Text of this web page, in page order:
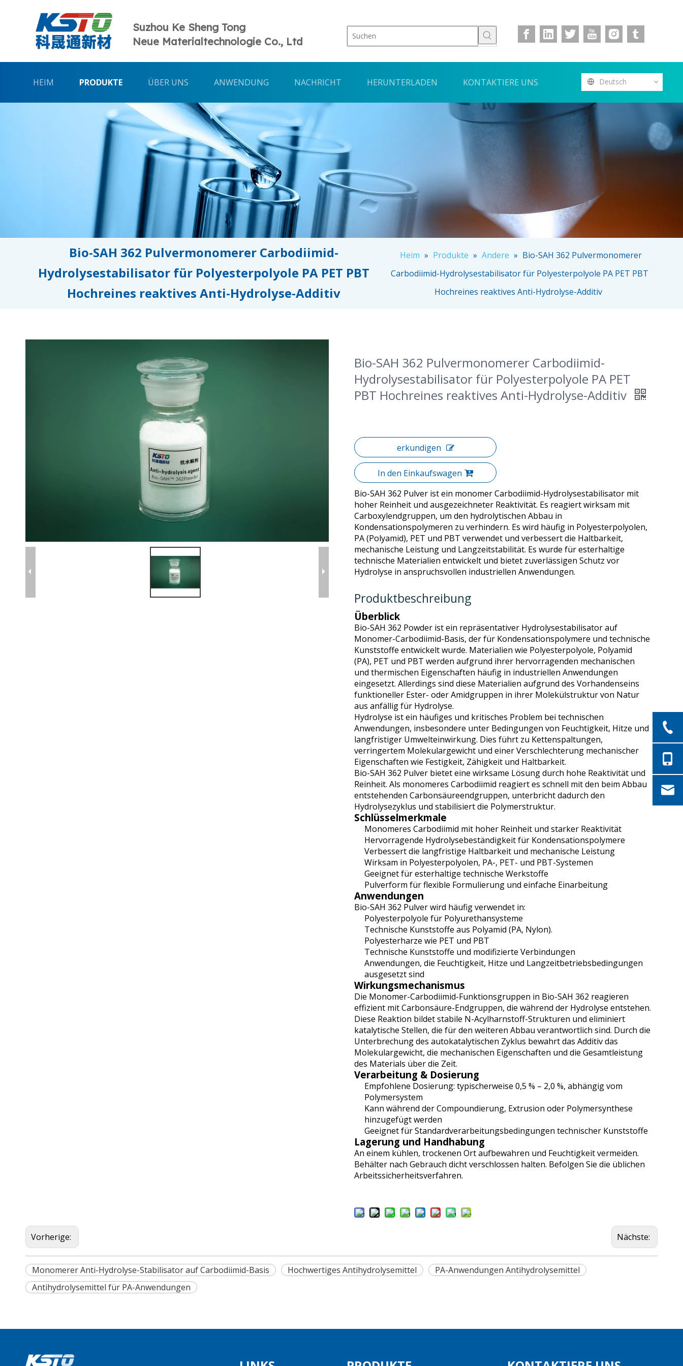
Suzhou Ke Sheng Tong
Neue Materialtechnologie Co., Ltd
HEIM PRODUKTE ÜBER UNS ANWENDUNG NACHRICHT HERUNTERLADEN KONTAKTIERE UNS Deutsch
Bio-SAH 362 Pulvermonomerer Carbodiimid-
Hydrolysestabilisator für Polyesterpolyole PA PET PBT
Hochreines reaktives Anti-Hydrolyse-Additiv
Heim » Produkte » Andere » Bio-SAH 362 Pulvermonomerer
Carbodiimid-Hydrolysestabilisator für Polyesterpolyole PA PET PBT
Hochreines reaktives Anti-Hydrolyse-Additiv
Bio-SAH 362 Pulvermonomerer Carbodiimid-
Hydrolysestabilisator für Polyesterpolyole PA PET
PBT Hochreines reaktives Anti-Hydrolyse-Additiv
erkundigen
In den Einkaufswagen
Bio-SAH 362 Pulver ist ein monomer Carbodiimid-Hydrolysestabilisator mit
hoher Reinheit und ausgezeichneter Reaktivität. Es reagiert wirksam mit
Carboxylendgruppen, um den hydrolytischen Abbau in
Kondensationspolymeren zu verhindern. Es wird häufig in Polyesterpolyolen,
PA (Polyamid), PET und PBT verwendet und verbessert die Haltbarkeit,
mechanische Leistung und Langzeitstabilität. Es wurde für esterhaltige
technische Materialien entwickelt und bietet zuverlässigen Schutz vor
Hydrolyse in anspruchsvollen industriellen Anwendungen.
Produktbeschreibung
Überblick
Bio-SAH 362 Powder ist ein repräsentativer Hydrolysestabilisator auf
Monomer-Carbodiimid-Basis, der für Kondensationspolymere und technische
Kunststoffe entwickelt wurde. Materialien wie Polyesterpolyole, Polyamid
(PA), PET und PBT werden aufgrund ihrer hervorragenden mechanischen
und thermischen Eigenschaften häufig in industriellen Anwendungen
eingesetzt. Allerdings sind diese Materialien aufgrund des Vorhandenseins
funktioneller Ester- oder Amidgruppen in ihrer Molekülstruktur von Natur
aus anfällig für Hydrolyse.
Hydrolyse ist ein häufiges und kritisches Problem bei technischen
Anwendungen, insbesondere unter Bedingungen von Feuchtigkeit, Hitze und
langfristiger Umwelteinwirkung. Dies führt zu Kettenspaltungen,
verringertem Molekulargewicht und einer Verschlechterung mechanischer
Eigenschaften wie Festigkeit, Zähigkeit und Haltbarkeit.
Bio-SAH 362 Pulver bietet eine wirksame Lösung durch hohe Reaktivität und
Reinheit. Als monomeres Carbodiimid reagiert es schnell mit den beim Abbau
entstehenden Carbonsäureendgruppen, unterbricht dadurch den
Hydrolysezyklus und stabilisiert die Polymerstruktur.
Schlüsselmerkmale
Monomeres Carbodiimid mit hoher Reinheit und starker Reaktivität
Hervorragende Hydrolysebeständigkeit für Kondensationspolymere
Verbessert die langfristige Haltbarkeit und mechanische Leistung
Wirksam in Polyesterpolyolen, PA-, PET- und PBT-Systemen
Geeignet für esterhaltige technische Werkstoffe
Pulverform für flexible Formulierung und einfache Einarbeitung
Anwendungen
Bio-SAH 362 Pulver wird häufig verwendet in:
Polyesterpolyole für Polyurethansysteme
Technische Kunststoffe aus Polyamid (PA, Nylon).
Polyesterharze wie PET und PBT
Technische Kunststoffe und modifizierte Verbindungen
Anwendungen, die Feuchtigkeit, Hitze und Langzeitbetriebsbedingungen
ausgesetzt sind
Wirkungsmechanismus
Die Monomer-Carbodiimid-Funktionsgruppen in Bio-SAH 362 reagieren
effizient mit Carbonsäure-Endgruppen, die während der Hydrolyse entstehen.
Diese Reaktion bildet stabile N-Acylharnstoff-Strukturen und eliminiert
katalytische Stellen, die für den weiteren Abbau verantwortlich sind. Durch die
Unterbrechung des autokatalytischen Zyklus bewahrt das Additiv das
Molekulargewicht, die mechanischen Eigenschaften und die Gesamtleistung
des Materials über die Zeit.
Verarbeitung & Dosierung
Empfohlene Dosierung: typischerweise 0,5 % – 2,0 %, abhängig vom
Polymersystem
Kann während der Compoundierung, Extrusion oder Polymersynthese
hinzugefügt werden
Geeignet für Standardverarbeitungsbedingungen technischer Kunststoffe
Lagerung und Handhabung
An einem kühlen, trockenen Ort aufbewahren und Feuchtigkeit vermeiden.
Behälter nach Gebrauch dicht verschlossen halten. Befolgen Sie die üblichen
Arbeitssicherheitsverfahren.
Vorherige: Nächste:
Monomerer Anti-Hydrolyse-Stabilisator auf Carbodiimid-Basis Hochwertiges Antihydrolysemittel
PA-Anwendungen Antihydrolysemittel
Antihydrolysemittel für PA-Anwendungen